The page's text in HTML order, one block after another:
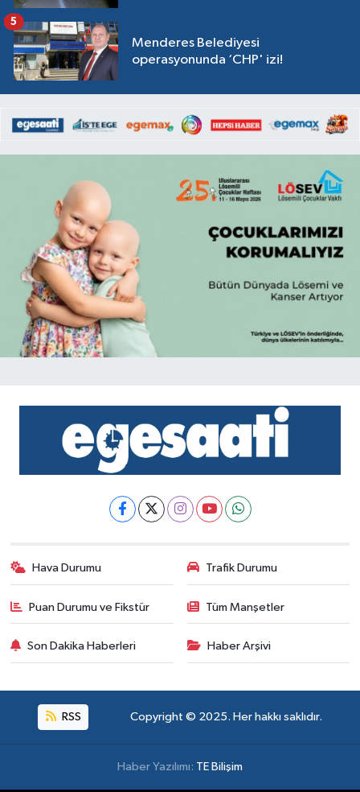
Menderes Belediyesi
operasyonunda ‘CHP' izi!
5
Hava Durumu Trafik Durumu
Puan Durumu ve Fikstür Tüm Manşetler
Son Dakika Haberleri Haber Arşivi
RSS Copyright © 2025. Her hakkı saklıdır.
Haber Yazılımı: TE Bilişim